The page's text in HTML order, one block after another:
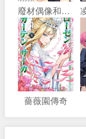
廢材偶像和世上唯一的粉絲
薔薇園傳奇